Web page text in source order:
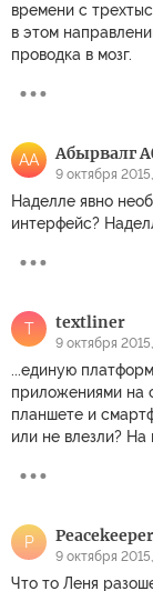
времени с
в этом
проводка в мозг.
АА Абырвалг
9 октября
Наделле явно
интерфейс?
T textliner
9 октября
...единую
приложениями на
планшете и
или не влезли? На
P
9 октября
Что то Леня